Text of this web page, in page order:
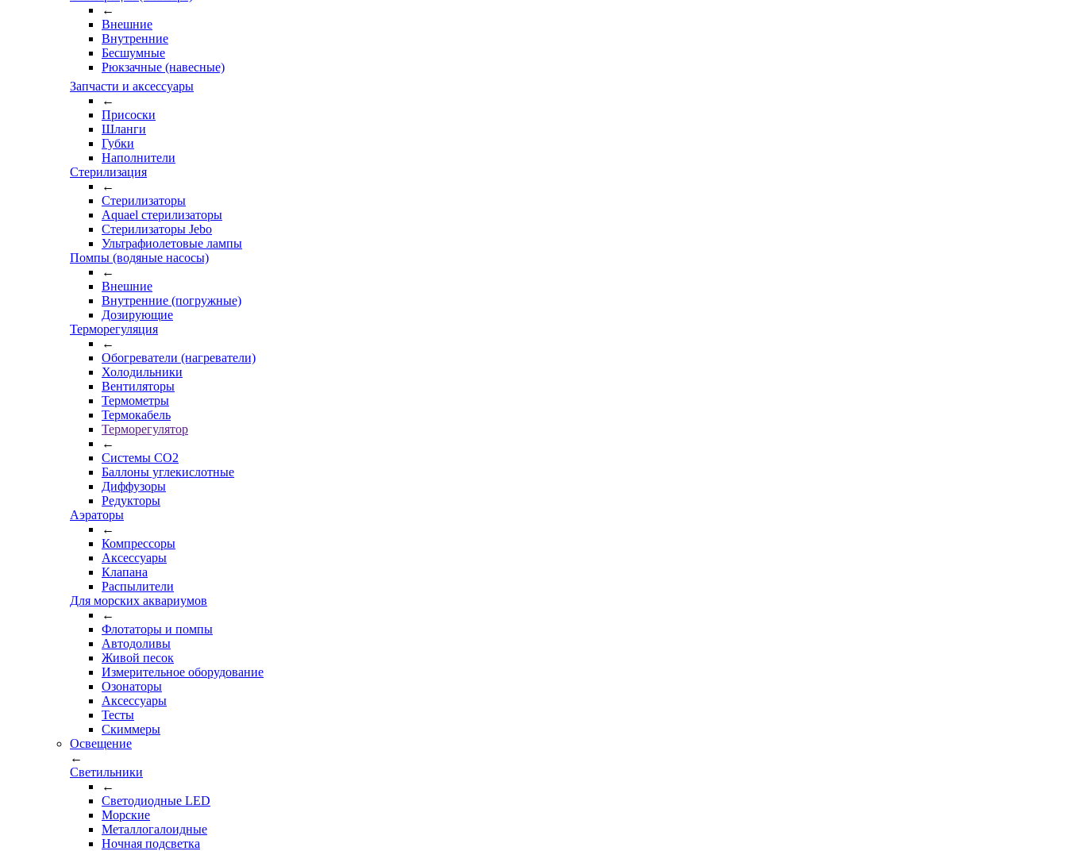
←
Внешние
Внутренние
Бесшумные
Рюкзачные (навесные)
Запчасти и аксессуары
←
Присоски
Шланги
Губки
Наполнители
Стерилизация
←
Стерилизаторы
Aquael стерилизаторы
Стерилизаторы Jebo
Ультрафиолетовые лампы
Помпы (водяные насосы)
←
Внешние
Внутренние (погружные)
Дозирующие
Терморегуляция
←
Обогреватели (нагреватели)
Холодильники
Вентиляторы
Термометры
Термокабель
Терморегулятор
←
Системы CO2
Баллоны углекислотные
Диффузоры
Редукторы
Аэраторы
←
Компрессоры
Аксессуары
Клапана
Распылители
Для морских аквариумов
←
Флотаторы и помпы
Автодоливы
Живой песок
Измерительное оборудование
Озонаторы
Аксессуары
Тесты
Cкиммеры
Освещение
←
Светильники
←
Cветодиодные LED
Морские
Металлогалоидные
Ночная подсветка